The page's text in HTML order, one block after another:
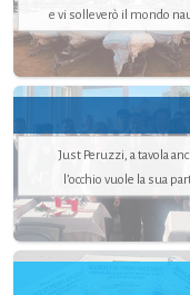
e vi solleverò il mondo
Just Peruzzi, a tavola
l’occhio vuole la sua